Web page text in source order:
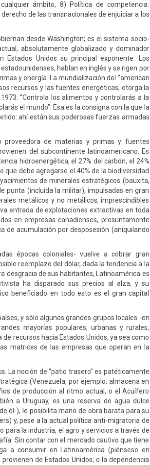
ámbito, 8) Política de competencia:
de las transnacionales de enjuiciar a los
desde Washington; es el sistema socio-
absolutamente globalizado y dominador
Unidos su principal exponente. Los
hablan en inglés y se rigen por
y energía. La mundialización del “american
recursos y las fuentes energéticas, otorga la
“Controla los alimentos y controlarás a la
el mundo”. Esa es la consigna con la que la
ahí están sus poderosas fuerzas armadas
proveedora de materias y primas y fuentes
del subcontinente latinoamericano. Es
hidroenergética, el 27% del carbón, el 24%
que debe agregarse el 40% de la biodiversidad
de minerales estratégicos (bauxita,
punta (incluida la militar), impulsadas en gran
metálicos y no metálicos, imprescindibles
entrada de explotaciones extractivas en toda
en empresas canadienses, presuntamente
de acumulación por desposesión (aniquilando
épocas coloniales- vuelve a cobrar gran
reemplazo del dólar, dada la tendencia a la
desgracia de sus habitantes, Latinoamérica es
ha disparado sus precios al alza, y su
beneficiado en todo esto es el gran capital
y sólo algunos grandes grupos locales -en
mayorías populares, urbanas y rurales,
recursos hacia Estados Unidos, ya sea como
matrices de las empresas que operan en la
La noción de “patio trasero” es patéticamente
(Venezuela, por ejemplo, almacena en
de producción al ritmo actual, o el Acuífero
a Uruguay, es una reserva de agua dulce
él-), le posibilita mano de obra barata para su
y, pese a la actual política anti-migratoria de
para la industria, el agro y servicios a través de
Sin contar con el mercado cautivo que tiene
a consumir en Latinoamérica (piénsese en
de Estados Unidos; o la dependencia